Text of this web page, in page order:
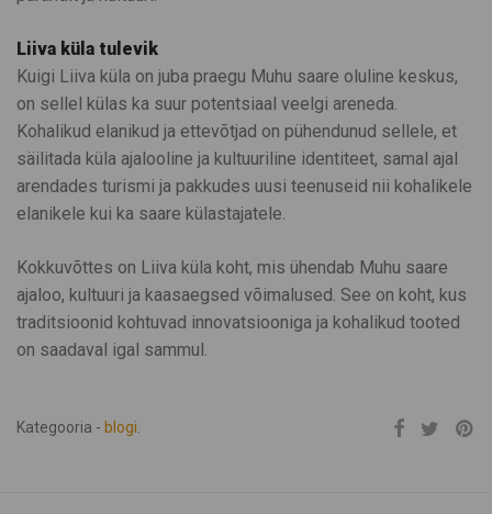
Liiva küla tulevik
Kuigi Liiva küla on juba praegu Muhu saare oluline keskus,
on sellel külas ka suur potentsiaal veelgi areneda.
Kohalikud elanikud ja ettevõtjad on pühendunud sellele, et
säilitada küla ajalooline ja kultuuriline identiteet, samal ajal
arendades turismi ja pakkudes uusi teenuseid nii kohalikele
elanikele kui ka saare külastajatele.
Kokkuvõttes on Liiva küla koht, mis ühendab Muhu saare
ajaloo, kultuuri ja kaasaegsed võimalused. See on koht, kus
traditsioonid kohtuvad innovatsiooniga ja kohalikud tooted
on saadaval igal sammul.
Kategooria - blogi.